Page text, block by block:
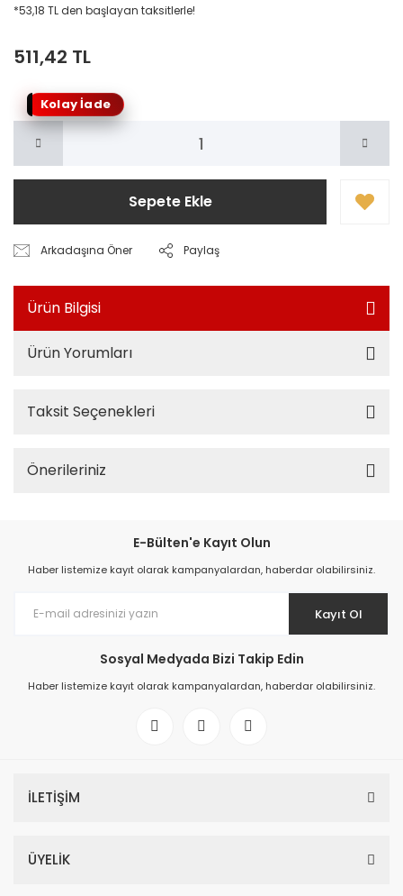
*53,18 TL den başlayan taksitlerle!
511,42 TL
Kolay İade
Sepete Ekle
Arkadaşına Öner Paylaş
Ürün Bilgisi
Ürün Yorumları
Taksit Seçenekleri
Önerileriniz
E-Bülten'e Kayıt Olun
Haber listemize kayıt olarak kampanyalardan, haberdar olabilirsiniz.
Kayıt Ol
Sosyal Medyada Bizi Takip Edin
Haber listemize kayıt olarak kampanyalardan, haberdar olabilirsiniz.
İLETİŞİM
ÜYELİK